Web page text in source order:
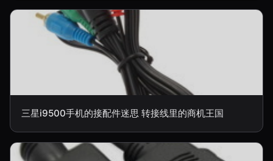
三星i9500手机的接配件迷思 转接线里的商机王国